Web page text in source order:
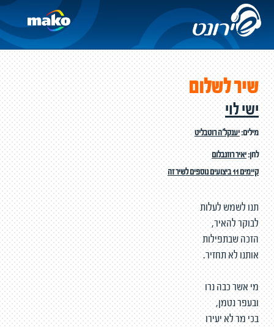
שיר לשלום
ישי לוי
מילים:יענקל'ה רוטבליט
לחן:יאיר רוזנבלום
קיימים 11 ביצועים נוספים לשיר זה
תנו לשמש לעלות
לבוקר להאיר,
הזכה שבתפילות
אותנו לא תחזיר.
מי אשר כבה נרו
ובעפר נטמן,
בכי מר לא יעירו